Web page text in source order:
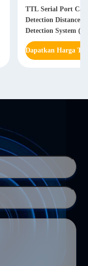
TTL Serial Port Car
Detection Distance
Detection System
Mati Kendaraan)
Dapatkan Harga